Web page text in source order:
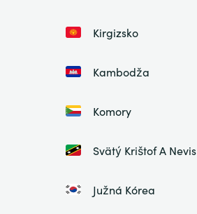
Kirgizsko
Kambodža
Komory
Svätý Krištof A Nevis
Južná Kórea